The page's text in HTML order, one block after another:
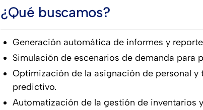
¿Qué buscamos?
Generación automática de informes y
Simulación de escenarios de demanda para
Optimización de la asignación de personal y
predictivo.
Automatización de la gestión de inventarios